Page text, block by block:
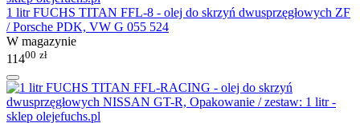
1 litr FUCHS TITAN FFL-8 - olej do skrzyń dwusprzęgłowych ZF
/ Porsche PDK, VW G 055 524
W magazynie
11400 zł